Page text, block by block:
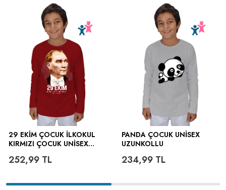
29 EKİM ÇOCUK İLKOKUL
KIRMIZI ÇOCUK UNISEX
252,99 TL
PANDA ÇOCUK UNISEX
UZUNKOLLU
234,99TL